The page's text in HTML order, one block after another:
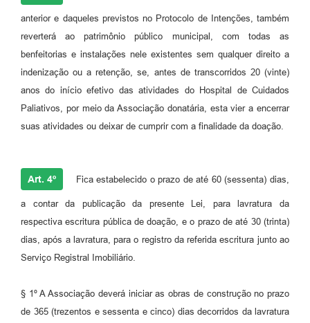
anterior e daqueles previstos no Protocolo de Intenções, também
reverterá ao patrimônio público municipal, com todas as
benfeitorias e instalações nele existentes sem qualquer direito a
indenização ou a retenção, se, antes de transcorridos 20 (vinte)
anos do início efetivo das atividades do Hospital de Cuidados
Paliativos, por meio da Associação donatária, esta vier a encerrar
suas atividades ou deixar de cumprir com a finalidade da doação.
Art. 4º Fica estabelecido o prazo de até 60 (sessenta) dias,
a contar da publicação da presente Lei, para lavratura da
respectiva escritura pública de doação, e o prazo de até 30 (trinta)
dias, após a lavratura, para o registro da referida escritura junto ao
Serviço Registral Imobiliário.
§ 1º A Associação deverá iniciar as obras de construção no prazo
de 365 (trezentos e sessenta e cinco) dias decorridos da lavratura